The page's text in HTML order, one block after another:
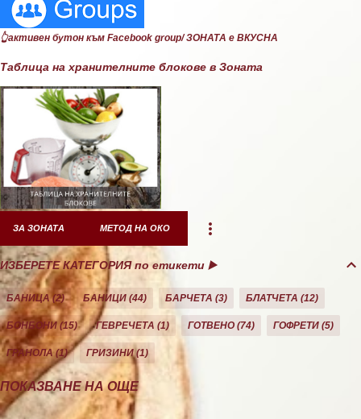
👆активен бутон към Facebook group/ ЗОНАТА е ВКУСНА
Таблица на хранителните блокове в Зоната
ЗА ЗОНАТА МЕТОД НА ОКО
ИЗБЕРЕТЕ КАТЕГОРИЯ по етикети ▶️
БАНИЦА 2 БАНИЦИ 44 БАРЧЕТА 3 БЛАТЧЕТА 12
БОНБОНИ 15 ГЕВРЕЧЕТА 1 ГОТВЕНО 74 ГОФРЕТИ 5
ГРАНОЛА 1 ГРИЗИНИ 1
ДЕСЕРТИ 10 ДОМАШНО ЕКЛЕРИ
ЗАКУСКА/СНАК 40 КАША
ПОКАЗВАНЕ НА ОЩЕ